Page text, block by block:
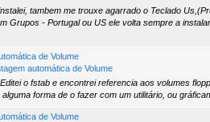
tambem me trouxe agarrado o Teclado
Grupos - Portugal ou US ele volta sempre a
de Volume
automática de Volume
o fstab e encontrei referencia aos volumes
forma de o fazer com um utilitário, ou
de Volume